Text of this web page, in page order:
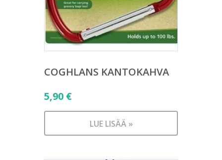
COGHLANS KANTOKAHVA
5,90 €
LUE LISÄÄ »